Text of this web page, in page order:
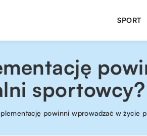
SPORT
sportowcy?
powinni wprowadzać w życie